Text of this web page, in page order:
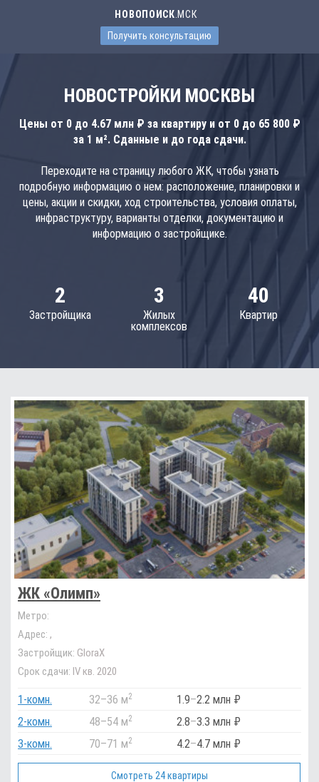
НОВОПОИСК .МСК
Получить консультацию
НОВОСТРОЙКИ МОСКВЫ
Цены от 0 до 4.67 млн ₽ за квартиру и от 0 до 65 800 ₽
за 1 м². Сданные и до года сдачи.
Переходите на страницу любого ЖК, чтобы узнать
подробную информацию о нем: расположение, планировки и
цены, акции и скидки, ход строительства, условия оплаты,
инфраструктуру, варианты отделки, документацию и
информацию о застройщике.
2
Застройщика
3
Жилых
комплексов
40
Квартир
ЖК «Олимп»
Метро:
Адрес: ,
Застройщик: GloraX
Срок сдачи: IV кв. 2020
1-комн. 32–36 м2 1.9–2.2 млн ₽
2-комн.
48–54 м2 2.8–3.3 млн ₽
3-комн.
70–71 м2 4.2–4.7 млн ₽
Смотреть 24 квартиры